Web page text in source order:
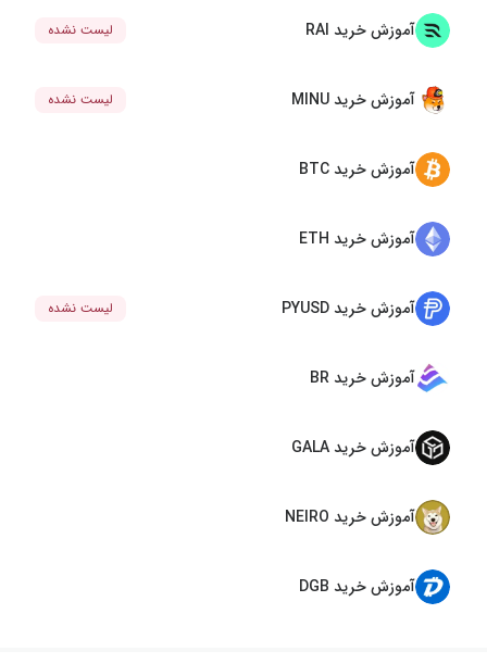
آموزش خرید RAI لیست نشده
آموزش خرید MINU لیست نشده
آموزش خرید BTC
آموزش خرید ETH
آموزش خرید PYUSD لیست نشده
آموزش خرید BR
آموزش خرید GALA
آموزش خرید NEIRO
آموزش خرید DGB